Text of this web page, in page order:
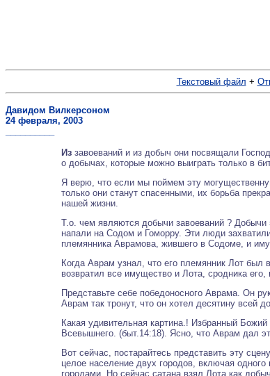
Текстовый файл +
Давидом Вилкерсоном
24 февраля, 2003
Из завоеваний и из добыч они посвящали
о добычах, которые можно выиграть только в
Я верю, что если мы поймем эту
только они станут спасенными, их борьба
нашей жизни.
Т.о. чем являются добычи завоеваний ?
напали на Содом и Гоморру. Эти люди
племянника Аврамова, жившего в Содоме, и
Когда Аврам узнал, что его племянник Лот был
возвратил все имущество и Лота, сродника
Представьте себе победоносного Аврама. Он
Аврам так тронут, что он хотел десятину всей
Какая удивительная картина.! Избранный
Всевышнего. (быт.14:18). Ясно, что Аврам дал
Вот сейчас, постарайтесь представить эту
целое население двух городов, включая
городами. Но сейчас сатана взял Лота как